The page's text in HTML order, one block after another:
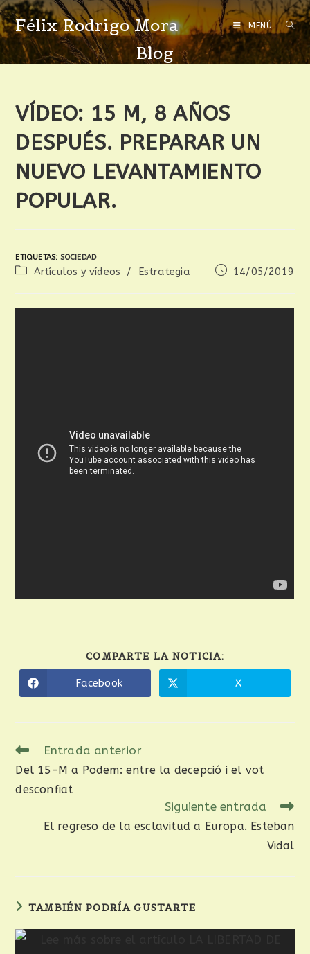
Félix Rodrigo Mora MENÚ
Blog
VÍDEO: 15 M, 8 AÑOS
DESPUÉS. PREPARAR UN
NUEVO LEVANTAMIENTO
POPULAR.
ETIQUETAS: SOCIEDAD
Artículos y vídeos / Estrategia 14/05/2019
COMPARTE LA NOTICIA:
Facebook X
Entrada anterior
Del 15-M a Podem: entre la decepció i el vot
desconfiat
Siguiente entrada
El regreso de la esclavitud a Europa. Esteban
Vidal
TAMBIÉN PODRÍA GUSTARTE